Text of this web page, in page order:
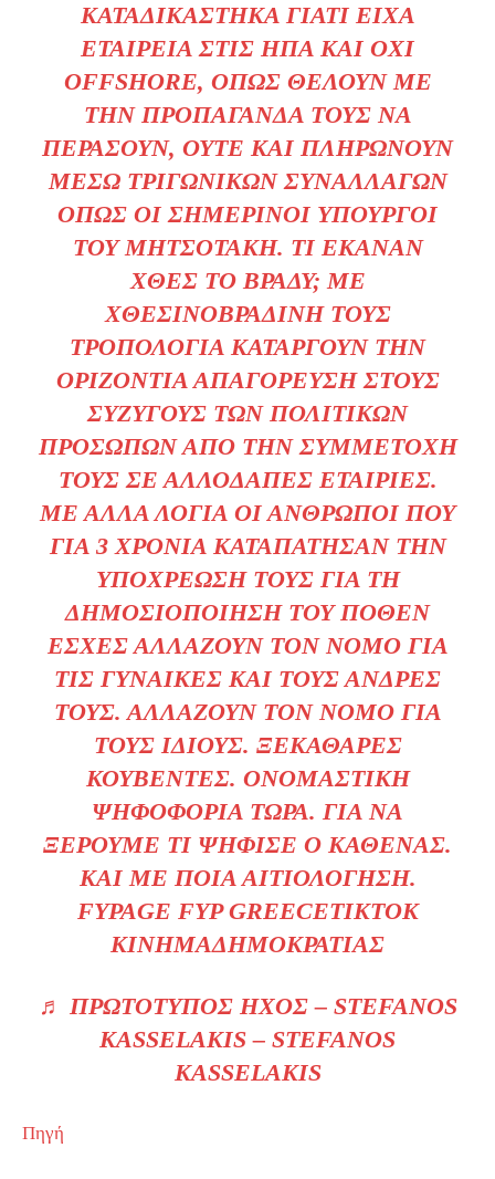
ΚΑΤΑΔΙΚΆΣΤΗΚΑ ΓΙΑΤΊ ΕΊΧΑ
ΕΤΑΙΡΕΊΑ ΣΤΙΣ ΗΠΑ ΚΑΙ ΌΧΙ
OFFSHORE, ΌΠΩΣ ΘΈΛΟΥΝ ΜΕ
ΤΗΝ ΠΡΟΠΑΓΆΝΔΑ ΤΟΥΣ ΝΑ
ΠΕΡΆΣΟΥΝ, ΟΎΤΕ ΚΑΙ ΠΛΗΡΏΝΟΥΝ
ΜΈΣΩ ΤΡΙΓΩΝΙΚΏΝ ΣΥΝΑΛΛΑΓΏΝ
ΌΠΩΣ ΟΙ ΣΗΜΕΡΙΝΟΊ ΥΠΟΥΡΓΟΊ
ΤΟΥ ΜΗΤΣΟΤΆΚΗ. ΤΙ ΈΚΑΝΑΝ
ΧΘΕΣ ΤΟ ΒΡΆΔΥ; ΜΕ
ΧΘΕΣΙΝΟΒΡΑΔΙΝΉ ΤΟΥΣ
ΤΡΟΠΟΛΟΓΊΑ ΚΑΤΑΡΓΟΎΝ ΤΗΝ
ΟΡΙΖΌΝΤΙΑ ΑΠΑΓΌΡΕΥΣΗ ΣΤΟΥΣ
ΣΥΖΎΓΟΥΣ ΤΩΝ ΠΟΛΙΤΙΚΏΝ
ΠΡΟΣΏΠΩΝ ΑΠΌ ΤΗΝ ΣΥΜΜΕΤΟΧΉ
ΤΟΥΣ ΣΕ ΑΛΛΟΔΑΠΈΣ ΕΤΑΙΡΊΕΣ.
ΜΕ ΆΛΛΑ ΛΌΓΙΑ ΟΙ ΆΝΘΡΩΠΟΙ ΠΟΥ
ΓΙΑ 3 ΧΡΌΝΙΑ ΚΑΤΑΠΆΤΗΣΑΝ ΤΗΝ
ΥΠΟΧΡΈΩΣΗ ΤΟΥΣ ΓΙΑ ΤΗ
ΔΗΜΟΣΙΟΠΟΊΗΣΗ ΤΟΥ ΠΌΘΕΝ
ΈΣΧΕΣ ΑΛΛΆΖΟΥΝ ΤΟΝ ΝΌΜΟ ΓΙΑ
ΤΙΣ ΓΥΝΑΊΚΕΣ ΚΑΙ ΤΟΥΣ ΆΝΔΡΕΣ
ΤΟΥΣ. ΑΛΛΆΖΟΥΝ ΤΟΝ ΝΌΜΟ ΓΙΑ
ΤΟΥΣ ΊΔΙΟΥΣ. ΞΕΚΆΘΑΡΕΣ
ΚΟΥΒΈΝΤΕΣ. ΟΝΟΜΑΣΤΙΚΉ
ΨΗΦΟΦΟΡΊΑ ΤΏΡΑ. ΓΙΑ ΝΑ
ΞΈΡΟΥΜΕ ΤΙ ΨΉΦΙΣΕ Ο ΚΑΘΈΝΑΣ.
ΚΑΙ ΜΕ ΠΟΙΑ ΑΙΤΙΟΛΌΓΗΣΗ.
FYPAGE FYP GREECETIKTOK
ΚΊΝΗΜΑΔΗΜΟΚΡΑΤΊΑΣ
♬ ΠΡΩΤΌΤΥΠΟΣ ΉΧΟΣ – STEFANOS
KASSELAKIS – STEFANOS
KASSELAKIS
Πηγή